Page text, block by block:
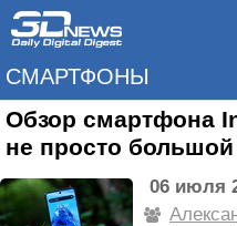
СМАРТФОНЫ
Обзор смартфона
не просто большой
06 июля